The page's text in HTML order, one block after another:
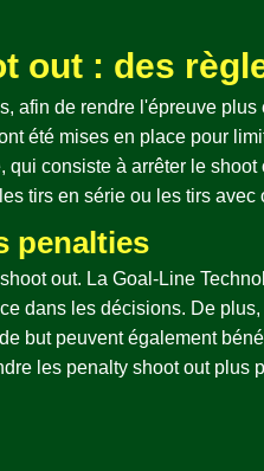
out : des
afin de rendre l'épreuve
été mises en place pour
consiste à arrêter le
tirs en série ou les tirs
penalties
out. La Goal-Line
dans les décisions. De
but peuvent également
les penalty shoot out plus